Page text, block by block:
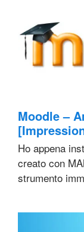
Moodle –
Ho appena
creato con
strumento